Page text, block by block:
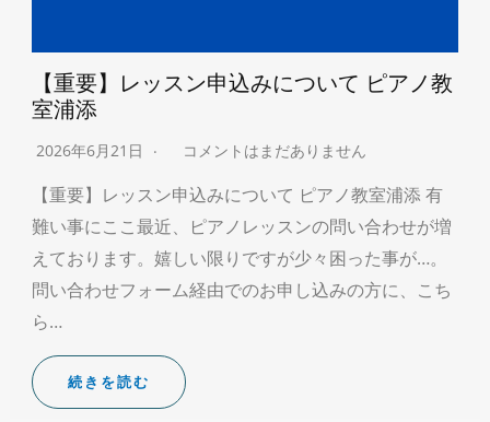
【重要】レッスン申込みについて ピアノ教
室浦添
2026年6月21日 コメントはまだありません
【重要】レッスン申込みについて ピアノ教室浦添 有
難い事にここ最近、ピアノレッスンの問い合わせが増
えております。嬉しい限りですが少々困った事が…。
問い合わせフォーム経由でのお申し込みの方に、こち
ら…
続きを読む